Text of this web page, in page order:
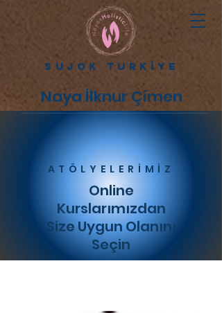
SUJOK TURKİYE
Naya İlknur Çimen
ATÖLYELERİMİZ
Online
Kurslarımızdan
Size Uygun Olanını
Seçin